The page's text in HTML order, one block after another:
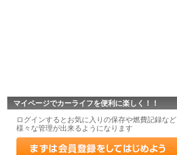
マイページでカーライフを便利に楽しく！！
ログインするとお気に入りの保存や燃費記録など
様々な管理が出来るようになります